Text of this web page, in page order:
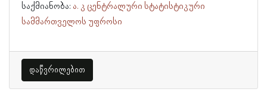
საქმიანობა: ა. კ ცენტრალური სტატისტიკური
სამმართველოს უფროსი
დაწვრილებით